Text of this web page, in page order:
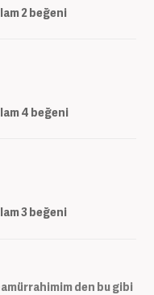
2 beğeni
4 beğeni
3beğeni
den bu gibi